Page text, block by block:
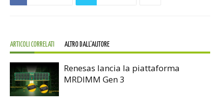
ARTICOLI CORRELATI ALTRO DALL'AUTORE
Renesas lancia la piattaforma
MRDIMM Gen 3